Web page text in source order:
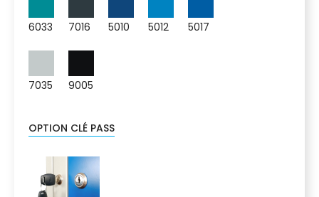
6033 7016 5010 5012 5017
7035 9005
OPTION CLÉ PASS